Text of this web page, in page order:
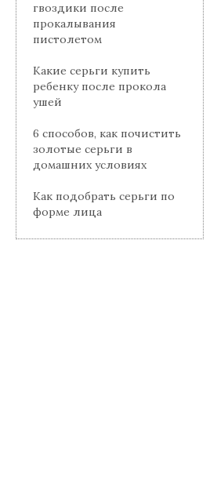
гвоздики после
прокалывания
пистолетом
Какие серьги купить
ребенку после прокола
ушей
6 способов, как почистить
золотые серьги в
домашних условиях
Как подобрать серьги по
форме лица